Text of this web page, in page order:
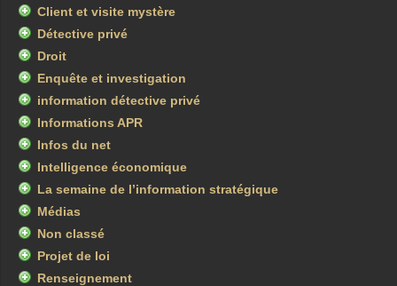
Client et visite mystère
Détective privé
Droit
Enquête et investigation
information détective privé
Informations APR
Infos du net
Intelligence économique
La semaine de l’information stratégique
Médias
Non classé
Projet de loi
Renseignement